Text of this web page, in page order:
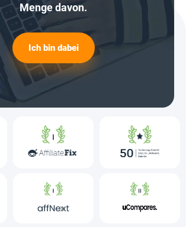
Menge davon.
Ich bin dabei